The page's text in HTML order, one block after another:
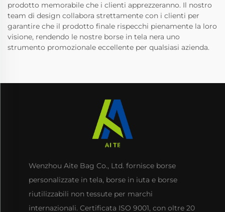
prodotto memorabile che i clienti apprezzeranno. Il nostro
team di design collabora strettamente con i clienti per
garantire che il prodotto finale rispecchi pienamente la loro
visione, rendendo le nostre borse in tela nera uno
strumento promozionale eccellente per qualsiasi azienda.
Wenzhou Aite Bag Co., Ltd. fornisce borse
personalizzate in tela, borse in iuta e borse
riutilizzabili non tessute per marchi
internazionali. Certificata ISO 9001, con oltre 20